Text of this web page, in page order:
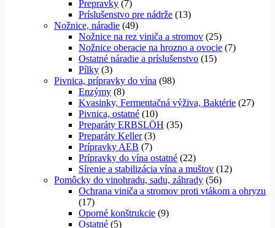
Prepravky (7)
Príslušenstvo pre nádrže (13)
Nožnice, náradie (49)
Nožnice na rez viniča a stromov (25)
Nožnice oberacie na hrozno a ovocie (7)
Ostatné náradie a príslušenstvo (15)
Pílky (3)
Pivnica, prípravky do vína (98)
Enzýmy (8)
Kvasinky, Fermentačná výživa, Baktérie (27)
Pivnica, ostatné (10)
Preparáty ERBSLÖH (35)
Preparáty Keller (3)
Prípravky AEB (7)
Prípravky do vína ostatné (22)
Sírenie a stabilizácia vína a muštov (12)
Pomôcky do vinohradu, sadu, záhrady (56)
Ochrana viniča a stromov proti vtákom a ohryzu
(17)
Oporné konštrukcie (9)
Ostatné (5)